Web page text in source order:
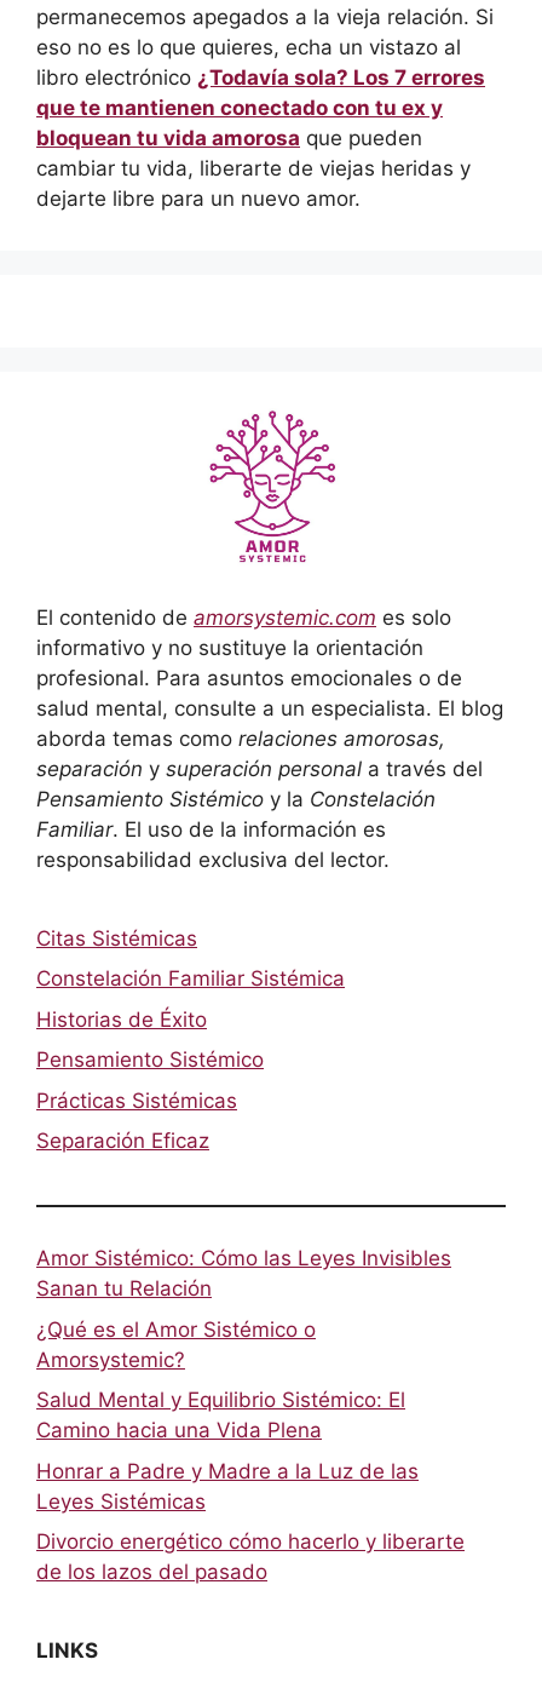
permanecemos apegados a la vieja relación. Si
eso no es lo que quieres, echa un vistazo al
libro electrónico ¿Todavía sola? Los 7 errores
que te mantienen conectado con tu ex y
bloquean tu vida amorosa que pueden
cambiar tu vida, liberarte de viejas heridas y
dejarte libre para un nuevo amor.
El contenido de amorsystemic.com es solo
informativo y no sustituye la orientación
profesional. Para asuntos emocionales o de
salud mental, consulte a un especialista. El blog
aborda temas como relaciones amorosas,
separación y superación personal a través del
Pensamiento Sistémico y la Constelación
Familiar. El uso de la información es
responsabilidad exclusiva del lector.
Citas Sistémicas
Constelación Familiar Sistémica
Historias de Éxito
Pensamiento Sistémico
Prácticas Sistémicas
Separación Eficaz
Amor Sistémico: Cómo las Leyes Invisibles
Sanan tu Relación
¿Qué es el Amor Sistémico o
Amorsystemic?
Salud Mental y Equilibrio Sistémico: El
Camino hacia una Vida Plena
Honrar a Padre y Madre a la Luz de las
Leyes Sistémicas
Divorcio energético cómo hacerlo y liberarte
de los lazos del pasado
LINKS